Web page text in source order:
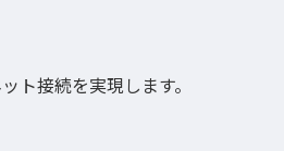
ト接続を実現します。